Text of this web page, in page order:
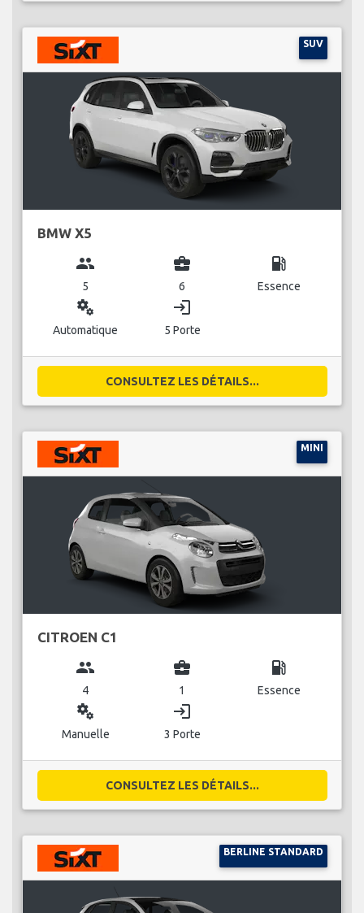
SUV
BMW X5
group
5
business_center
6
local_gas_station
Essence
miscellaneous_services
Automatique
login
5 Porte
CONSULTEZ LES DÉTAILS...
MINI
CITROEN C1
group
4
business_center
1
local_gas_station
Essence
miscellaneous_services
Manuelle
login
3 Porte
CONSULTEZ LES DÉTAILS...
BERLINE STANDARD